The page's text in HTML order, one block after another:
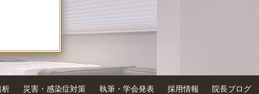
析 災害・感染症対策 執筆・学会発表 採用情報 院長ブログ